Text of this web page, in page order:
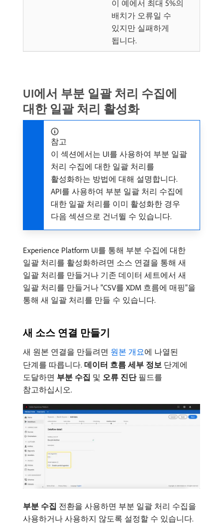
이 예에서 최대 5%의
배치가 오류일 수
있지만 실패하게
됩니다.
UI에서 부분 일괄 처리 수집에
대한 일괄 처리 활성화
참고
이 섹션에서는 UI를 사용하여 부분 일괄
처리 수집에 대한 일괄 처리를
활성화하는 방법에 대해 설명합니다.
API를 사용하여 부분 일괄 처리 수집에
대한 일괄 처리를 이미 활성화한 경우
다음 섹션으로 건너뛸 수 있습니다.
Experience Platform UI를 통해 부분 수집에 대한
일괄 처리를 활성화하려면 소스 연결을 통해 새
일괄 처리를 만들거나 기존 데이터 세트에서 새
일괄 처리를 만들거나 "CSV를 XDM 흐름에 매핑"을
통해 새 일괄 처리를 만들 수 있습니다.
새 소스 연결 만들기
새 원본 연결을 만들려면 원본 개요에 나열된
단계를 따릅니다. 데이터 흐름 세부 정보 단계에
도달하면 부분 수집 및 오류 진단필드를
참고하십시오.
부분 수집 전환을 사용하면 부분 일괄 처리 수집을
사용하거나 사용하지 않도록 설정할 수 있습니다.